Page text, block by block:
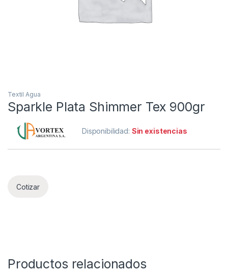
Textil Agua
Sparkle Plata Shimmer Tex 900gr
Disponibilidad: Sin existencias
Cotizar
Productos relacionados